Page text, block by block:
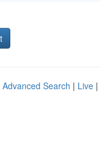
Advanced Search | Live |